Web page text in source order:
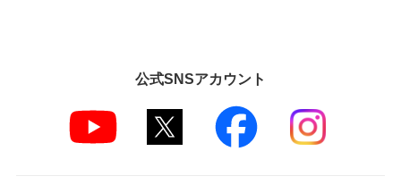
公式SNSアカウント